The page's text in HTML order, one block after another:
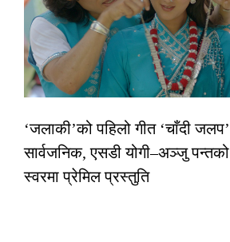
‘जलाकी’को पहिलो गीत ‘चाँदी जलप’
सार्वजनिक, एसडी योगी–अञ्जु पन्तको
स्वरमा प्रेमिल प्रस्तुति